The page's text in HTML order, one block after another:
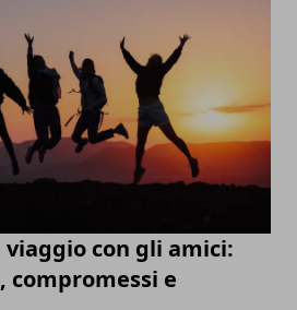
con gli amici:
compromessi e